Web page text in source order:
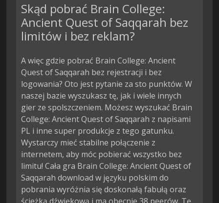
Skąd pobrać Brain College:
Ancient Quest of Saqqarah bez
limitów i bez reklam?
A więc gdzie pobrać Brain College: Ancient
Quest of Saqqarah bez rejestracji i bez
logowania? Oto jest pytanie za sto punktów. W
naszej bazie wyszukasz tę, jak i wiele innych
gier ze spolszczeniem. Możesz wyszukać Brain
College: Ancient Quest of Saqqarah z napisami
PL i inne super produkcje z tego gatunku.
Wystarczy mieć stabilne połączenie z
internetem, aby móc pobierać wszystko bez
limitu! Cała gra Brain College: Ancient Quest of
Saqqarah download w języku polskim do
pobrania wyróżnia się doskonałą fabułą oraz